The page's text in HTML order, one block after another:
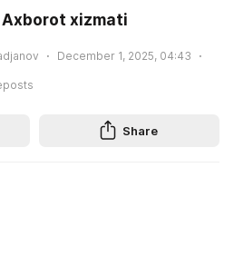
Axborot xizmati
December 1, 2025, 04:43
Share